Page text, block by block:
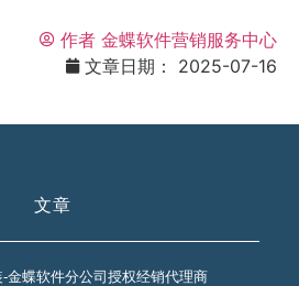
作者 金蝶软件营销服务中心
文章日期：
2025-07-16
文章
金蝶软件分公司授权经销代理商